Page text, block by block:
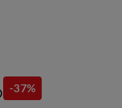
-37%